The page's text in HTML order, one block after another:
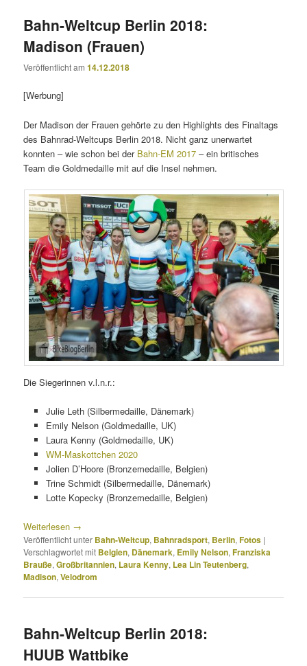
Bahn-Weltcup Berlin 2018:
Madison (Frauen)
Veröffentlicht am14.12.2018
[Werbung]
Der Madison der Frauen gehörte zu den Highlights des Finaltags
des Bahnrad-Weltcups Berlin 2018. Nicht ganz unerwartet
konnten – wie schon bei der Bahn-EM 2017 – ein britisches
Team die Goldmedaille mit auf die Insel nehmen.
Die Siegerinnen v.l.n.r.:
Julie Leth (Silbermedaille, Dänemark)
Emily Nelson (Goldmedaille, UK)
Laura Kenny (Goldmedaille, UK)
WM-Maskottchen 2020
Jolien D’Hoore (Bronzemedaille, Belgien)
Trine Schmidt (Silbermedaille, Dänemark)
Lotte Kopecky (Bronzemedaille, Belgien)
Weiterlesen →
Veröffentlicht unter Bahn-Weltcup, Bahnradsport, Berlin,Fotos |
Verschlagwortet mit Belgien, Dänemark, Emily Nelson,Franziska
Brauße,Großbritannien, Laura Kenny, Lea Lin Teutenberg,
Madison,Velodrom
Bahn-Weltcup Berlin 2018:
HUUB Wattbike